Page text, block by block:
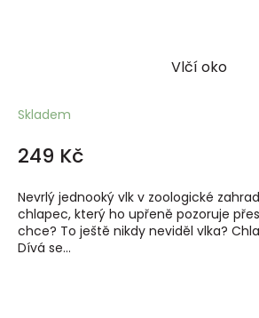
Vlčí oko
Skladem
249 Kč
Nevrlý jednooký vlk v zoologické
chlapec, který ho upřeně pozoruje
chce? To ještě nikdy neviděl vlka?
Dívá se...